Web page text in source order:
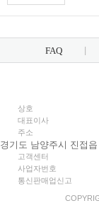
FAQ
상호
대표이사
주소
경기도 남양주시 진접
고객센터
사업자번호
통신판매업신고